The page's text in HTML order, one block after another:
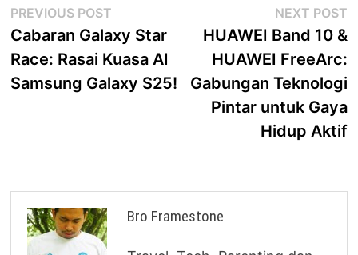
Post
navigation
PREVIOUS POST
post:
Cabaran Galaxy Star
Race: Rasai Kuasa AI
Samsung Galaxy S25!
NEXT POST
HUAWEI Band 10 &
HUAWEI FreeArc:
Gabungan Teknologi
Pintar untuk Gaya
Hidup Aktif
Bro Framestone